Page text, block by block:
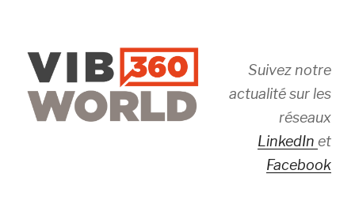
Suivez notre
actualité sur les
réseaux
LinkedIn et
Facebook